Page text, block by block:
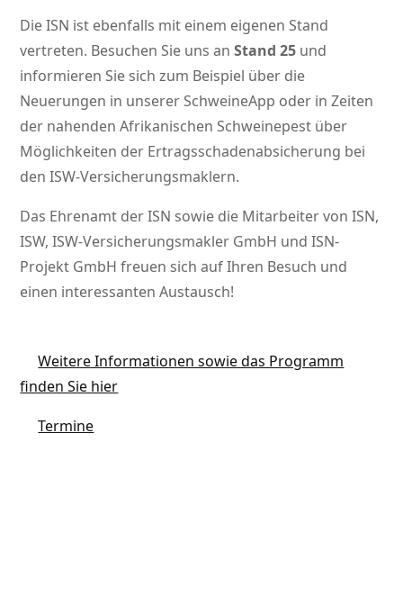
Die ISN ist ebenfalls mit einem eigenen Stand
vertreten. Besuchen Sie uns anStand 25 und
informieren Sie sich zum Beispiel über die
Neuerungen in unserer SchweineApp oder in Zeiten
der nahenden Afrikanischen Schweinepest über
Möglichkeiten der Ertragsschadenabsicherung bei
den ISW-Versicherungsmaklern.
Das Ehrenamt der ISN sowie die Mitarbeiter von ISN,
ISW, ISW-Versicherungsmakler GmbH und ISN-
Projekt GmbH freuen sich auf Ihren Besuch und
einen interessanten Austausch!
Weitere Informationen sowie das Programm
finden Sie hier
Termine